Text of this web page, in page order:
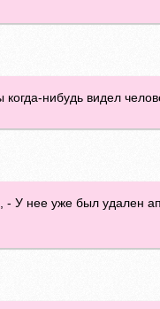
нибудь видел
- У нее уже был удален